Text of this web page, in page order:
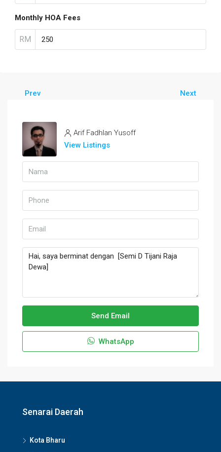
Monthly HOA Fees
RM
Prev Next
Arif Fadhlan Yusoff
View Listings
Send Email
WhatsApp
Senarai Daerah
Kota Bharu